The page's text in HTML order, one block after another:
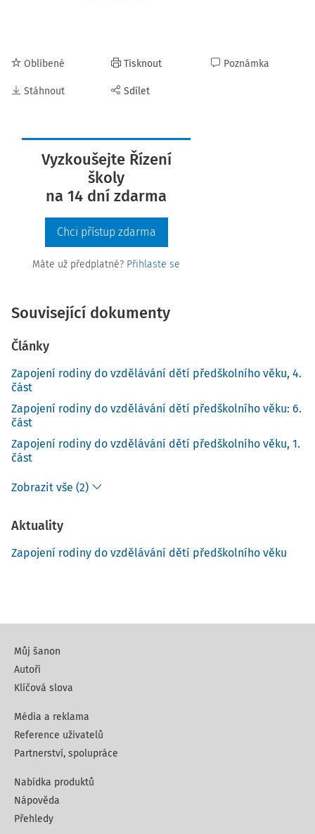
Oblíbené
Stáhnout
Tisknout
Sdílet
Poznámka
Vyzkoušejte Řízení
školy
na 14 dní zdarma
Chci přístup zdarma
Máte už předplatné? Přihlaste se
Související dokumenty
Články
Zapojení rodiny do vzdělávání dětí předškolního věku, 4.
část
Zapojení rodiny do vzdělávání dětí předškolního věku: 6.
část
Zapojení rodiny do vzdělávání dětí předškolního věku, 1.
část
Zobrazit vše (2)
Aktuality
Zapojení rodiny do vzdělávání dětí předškolního věku
Můj šanon
Autoři
Klíčová slova
Média a reklama
Reference uživatelů
Partnerství, spolupráce
Nabídka produktů
Nápověda
Přehledy